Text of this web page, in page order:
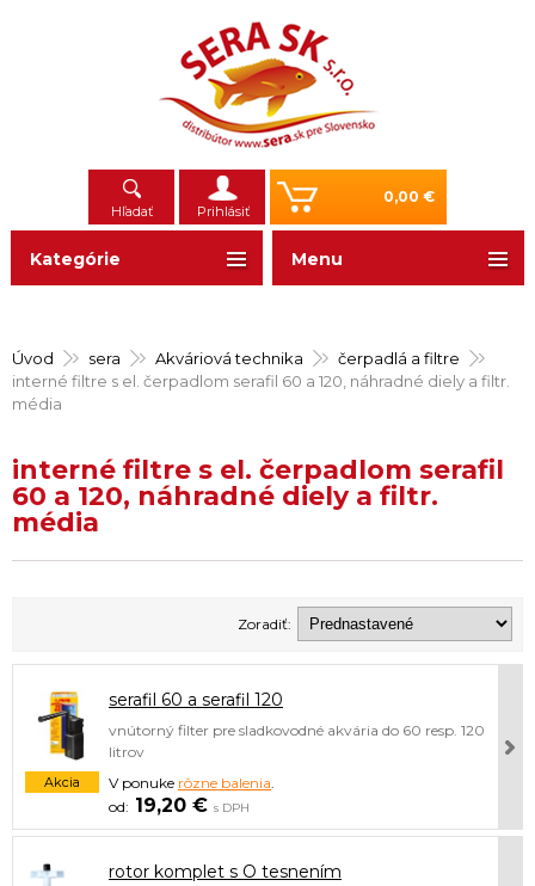
Hľadať Prihlásiť
0,00 €
Úvod sera Akváriová technika
čerpadlá a filtre
interné filtre s el. čerpadlom serafil 60 a 120, náhradné diely a filtr.
média
interné filtre s el. čerpadlom serafil
60 a 120, náhradné diely a filtr.
média
Zoradiť:
Akcia
serafil 60 a serafil 120
vnútorný filter pre sladkovodné akvária do 60 resp. 120
litrov
V ponuke rôzne balenia.
19,20 € s DPH
rotor komplet s O tesnením
Kategórie Menu